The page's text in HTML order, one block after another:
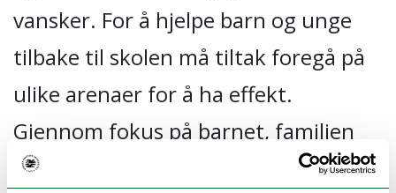
vansker. For å hjelpe barn og unge
tilbake til skolen må tiltak foregå på
ulike arenaer for å ha effekt.
Gjennom fokus på barnet, familien
og skolen er formålet med studien å